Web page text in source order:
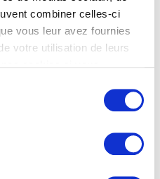
combiner celles-ci
vous leur avez fournies
votre utilisation de leurs